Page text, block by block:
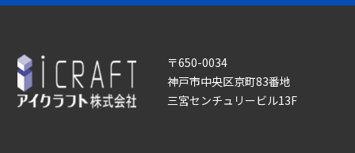
〒650-0034
神戸市中央区京町83番地
三宮センチュリービル13F